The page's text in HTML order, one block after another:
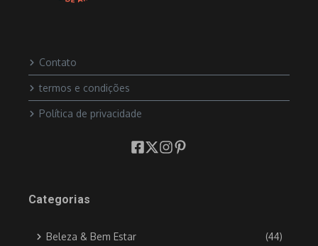
Contato
termos e condições
Política de privacidade
Categorias
Beleza & Bem Estar (44)